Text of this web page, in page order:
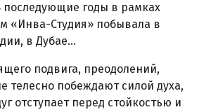
последующие годы в рамках
«Инва-Студия» побывала в
в Дубае…
подвига, преодолений,
телесно побеждают силой духа,
отступает перед стойкостью и